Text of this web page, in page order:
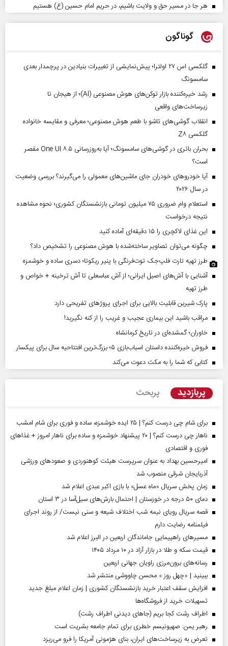
هر جا در مسیر حق و ولایت باشیم، در حریم امام حسین (ع) هستیم
گوناگون
گلکسی اس ۲۷ اولترا؛ پیش‌نمایشی از تغییرات بنیادین در پرچمدار بعدی
سامسونگ
رشد خیره‌کننده بازار توکن‌های هوش مصنوعی (AI)؛ از هیجان تا
زیرساخت‌های واقعی
انقلاب گوشی‌های تاشو‌ با طعم هوش مصنوعی؛ معرفی و مقایسه خانواده
گلکسی Z۸
بحران باتری در گوشی‌های سامسونگ؛ آیا به‌روزرسانی One UI ۸.۵ مقصر
است؟
آیا خودروهای خودران جای ماشین‌های معمولی را می‌گیرند؟ بررسی وضعیت
در سال ۲۰۲۶
استعلام وام ضروری ۷۵ میلیون تومانی بازنشستگان کشوری؛ نحوه مشاهده
نتیجه درخواست
این غذای لاکچری را ۱۵ دقیقه‌ای آماده کنید
چگونه می‌توان تصاویر ساخته‌شده با هوش مصنوعی را تشخیص داد؟
طرز تهیه تارت فلپ‌جک توت‌فرنگی با پنیر ریکوتا؛ دسری ساده و خوشمزه
آشنایی با آش‌های اصیل ایرانی؛ از آش عباسعلی تا آش ترخینه + خواص و
طرز تهیه
پارک شیرین قابلیت‌ بالایی برای اجرای پروژهای تفریحی دارد
مراقب باشید این بیماری عجیب و غریب را از کنه نگیرید!
خاوران؛ گمشده‌ای در تاریخ کرمانشاه
فروش خیره‌کننده داستان اسباب‌بازی ۵؛ بزرگ‌ترین افتتاحیه سال برای پیکسار
کتابی که شما را به مکث دعوت می‌کند
پربازدید پربحث
برای شام چی درست کنم؟ | ۲۵ ایده خوشمزه، ساده و فوری برای شام امشب
ناهار چی درست کنم؟ | ۲۰ پیشنهاد خوشمزه و ساده برای ناهار امروز + غذاهای
فوری و اقتصادی
امیرحسین بهداد به عنوان سرپرست هیئت کوهنوردی و صعودهای ورزشی
آذربایجان شرقی منصوب شد
زمان پخش سریال «ماه عسل» با بازی اکبر عبدی اعلام شد
دمای ۵۰ درجه در خوزستان | احتمال بارش‌های سیل‌آسا در ۳ استان
قصه سریال رویای نیمه شب اختلاف شیعه و سنی نیست/ از روند اجرای
فیلمنامه رضایت دارم
مسیر‌های راهپیمایی جاماندگان اربعین در البرز اعلام شد
قیمت سکه و طلا در بازار آزاد در ۱۰ مرداد ۱۴۰۵
رسانه‌های برون‌مرزی راویان جهانی اربعین
ببینید | «چهل روز » محسن چاووشی منتشر شد
افزایش سقف اعتبار خرید بازنشستگان کشوری | زمان اعلام مبلغ جدید
تسهیلات خرید از فروشگاه‌ها
اطراف رشت کجا بریم (جاهای دیدنی اطراف رشت)
رهبر یمن: صهیونیسم خطری برای تمام جامعه بشریت است
تعرض به زیرساخت‌های ایران، بنای هژمونی آمریکا را فرو می‌ریزد